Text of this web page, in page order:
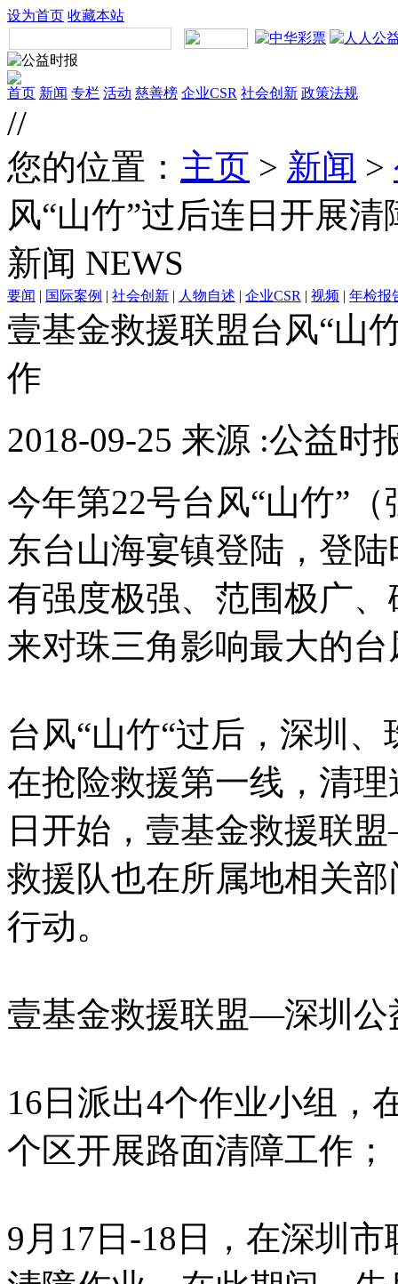
设为首页 收藏本站
首页 新闻 专栏 活动 慈善榜 企业CSR 社会创新 政策法规
//
您的位置： 主页 > 新闻 >
风“山竹”过后连日开展
新闻 NEWS
要闻 | 国际案例 | 社会创新 | 人物自述 | 企业CSR | 视频 | 年检报
壹基金救援联盟台风“山
作
2018-09-25 来源 :公益时
今年第22号台风“山竹”
东台山海宴镇登陆，登
有强度极强、范围极广
来对珠三角影响最大的台
台风“山竹“过后，深圳
在抢险救援第一线，清
日开始，壹基金救援联
救援队也在所属地相关
行动。
壹基金救援联盟—深圳公
16日派出4个作业小组，
个区开展路面清障工作；
9月17日-18日，在深圳